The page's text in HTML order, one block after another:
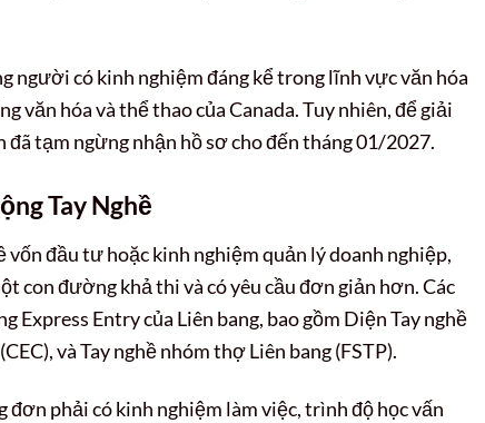
người có kinh nghiệm đáng kể trong lĩnh vực văn hóa
văn hóa và thể thao của Canada. Tuy nhiên, để giải
tạm ngừng nhận hồ sơ cho đến tháng 01/2027.
Tay Nghề
đầu tư hoặc kinh nghiệm quản lý doanh nghiệp,
con đường khả thi và có yêu cầu đơn giản hơn. Các
Entry của Liên bang, bao gồm Diện Tay nghề
và Tay nghề nhóm thợ Liên bang (FSTP).
phải có kinh nghiệm làm việc, trình độ học vấn